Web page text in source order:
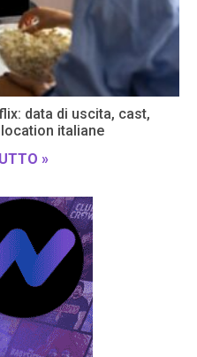
data di uscita, cast,
italiane
»